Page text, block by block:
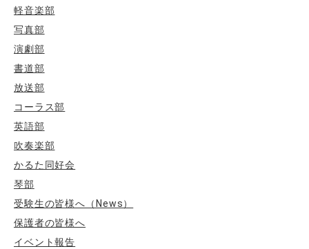
軽音楽部
写真部
演劇部
書道部
放送部
コーラス部
英語部
吹奏楽部
かるた同好会
琴部
受験生の皆様へ（News）
保護者の皆様へ
イベント報告